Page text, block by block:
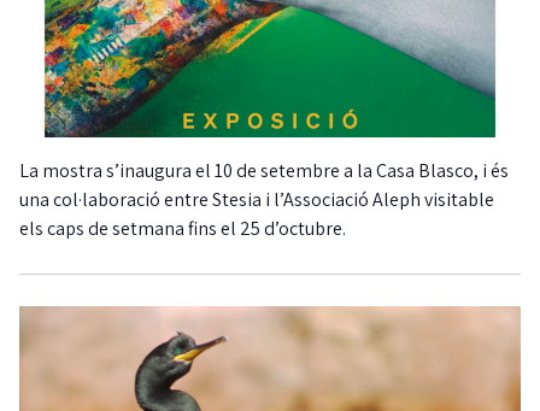
La mostra s’inaugura el 10 de setembre a la Casa Blasco, i és
una col·laboració entre Stesia i l’Associació Aleph visitable
els caps de setmana fins el 25 d’octubre.